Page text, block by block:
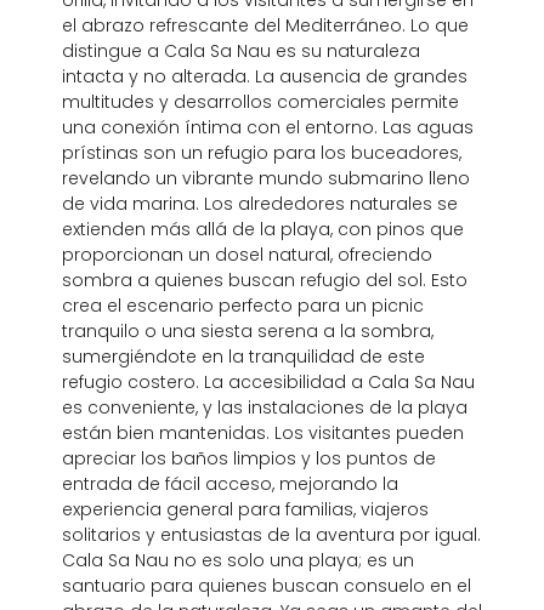
el abrazo refrescante del Mediterráneo. Lo que
distingue a Cala Sa Nau es su naturaleza
intacta y no alterada. La ausencia de grandes
multitudes y desarrollos comerciales permite
una conexión íntima con el entorno. Las aguas
prístinas son un refugio para los buceadores,
revelando un vibrante mundo submarino lleno
de vida marina. Los alrededores naturales se
extienden más allá de la playa, con pinos que
proporcionan un dosel natural, ofreciendo
sombra a quienes buscan refugio del sol. Esto
crea el escenario perfecto para un picnic
tranquilo o una siesta serena a la sombra,
sumergiéndote en la tranquilidad de este
refugio costero. La accesibilidad a Cala Sa Nau
es conveniente, y las instalaciones de la playa
están bien mantenidas. Los visitantes pueden
apreciar los baños limpios y los puntos de
entrada de fácil acceso, mejorando la
experiencia general para familias, viajeros
solitarios y entusiastas de la aventura por igual.
Cala Sa Nau no es solo una playa; es un
santuario para quienes buscan consuelo en el